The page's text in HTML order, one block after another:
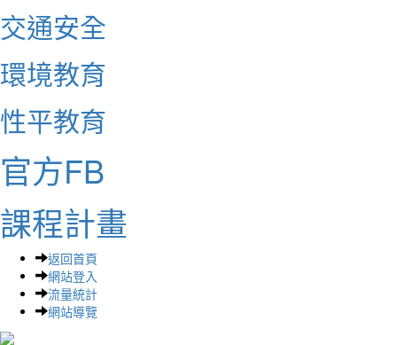
交通安全
環境教育
性平教育
官方FB
課程計畫
返回首頁
網站登入
流量統計
網站導覽